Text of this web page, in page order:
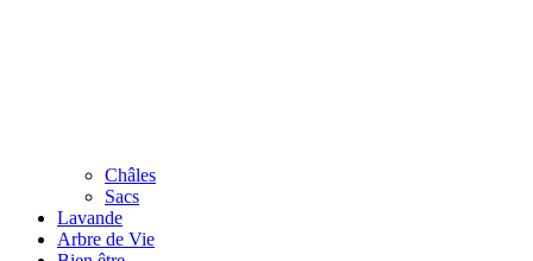
Châles
Sacs
Lavande
Arbre de Vie